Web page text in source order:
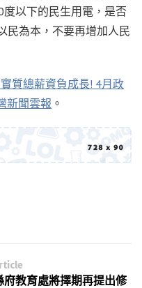
以下的民生用電，是否
民為本，不要再增加人民
實質總薪資負成長! 4月政
新聞雲報 。
教育處將擇期再提出修